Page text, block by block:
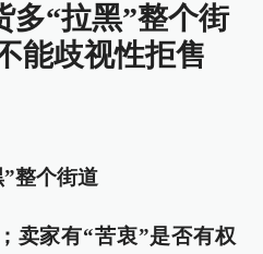
多“拉黑”整个街
能歧视性拒售
整个街道
卖家有“苦衷”是否有权